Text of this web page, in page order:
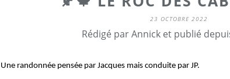
23 OCTOBRE 2022
Rédigé par Annick et publié
Une randonnée pensée par Jacques mais conduite par JP.